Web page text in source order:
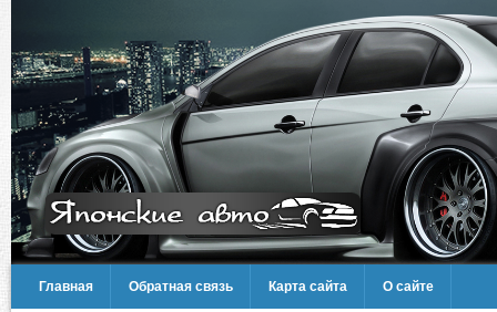
Главная Обратная связь Карта сайта О сайте